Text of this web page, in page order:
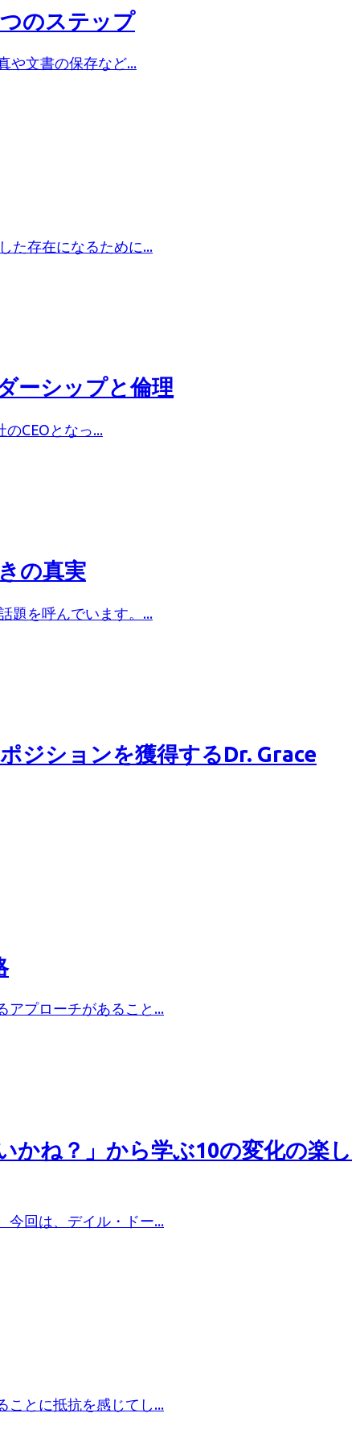
のステップ
や文書の保存など...
た存在になるために...
ーシップと倫理
CEOとなっ...
の真実
題を呼んでいます。...
ジションを獲得するDr. Grace
アプローチがあること...
かね？」から学ぶ10の変化の楽し
今回は、デイル・ドー...
ことに抵抗を感じてし...